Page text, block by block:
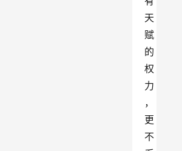
天
赋
的
权
力
，
更
不